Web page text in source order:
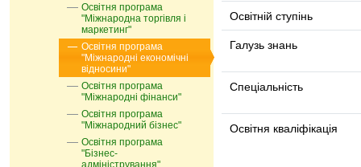
Освітня програма
"Міжнародна торгівля і
маркетинг"
Освітня програма
"Міжнародні економічні
відносини"
Освітня програма
"Міжнародні фінанси"
Освітня програма
"Міжнародний бізнес"
Освітня програма
"Бізнес-
адміністрування"
Освітній ступінь
Галузь знань
Спеціальність
Освітня кваліфікація